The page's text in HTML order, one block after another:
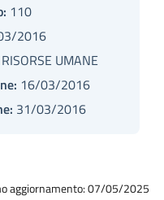
110
2016
UMANE
16/03/2016
31/03/2016
aggiornamento: 07/05/2025